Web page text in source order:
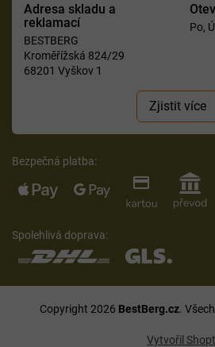
Adresa skladu a
reklamací
BESTBERG
Kroměřížská 824/29
68201 Vyškov 1
Po,
Zjistit více
Bezpečná platba:
Spolehlivá doprava:
Vytvořil
Copyright 2026 BestBerg.cz.